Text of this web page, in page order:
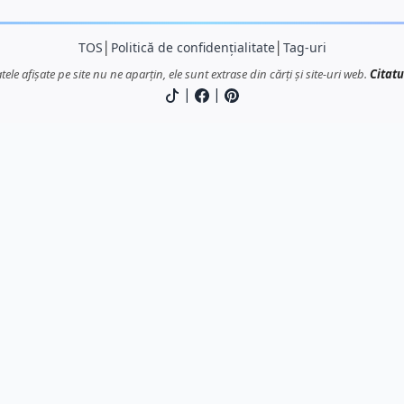
TOS Politică de confidențialitate│ Tag-uri
afișate pe site nu ne aparțin, ele sunt extrase din cărți și site-uri web.
| |